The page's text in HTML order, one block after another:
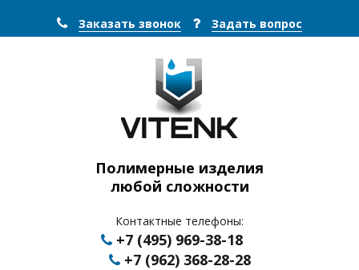
Заказать звонок Задать вопрос
Полимерные изделия
любой сложности
Контактные телефоны:
+7 (495) 969-38-18
+7 (962) 368-28-28